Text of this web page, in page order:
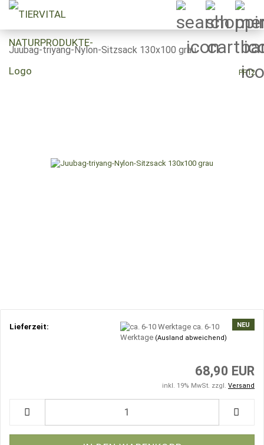
Juubag-triyang-Nylon-Sitzsack 130x100 grau
PF12
NEU
Lieferzeit:
ca. 6-10
Werktage (Ausland abweichend)
68,90 EUR
inkl. 19% MwSt. zzgl. Versand